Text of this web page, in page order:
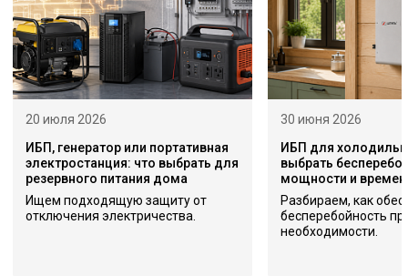
20 июля 2026
ИБП, генератор или портативная
электростанция: что выбрать для
резервного питания дома
Ищем подходящую защиту от
отключения электричества.
30 июня 2026
ИБП для
выбрать
мощности и
Разбираем, как
бесперебойность
необходимости.